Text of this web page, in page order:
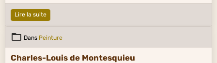
Lire la suite
Dans Peinture
Charles-Louis de Montesquieu